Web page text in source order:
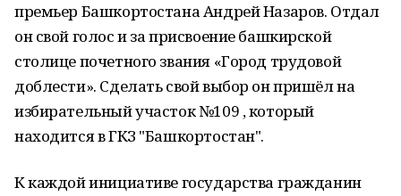
премьер Башкортостана Андрей Назаров. Отдал
он свой голос и за присвоение башкирской
столице почетного звания «Город трудовой
доблести». Сделать свой выбор он пришёл на
избирательный участок №109 , который
находится в ГКЗ "Башкортостан".
К каждой инициативе государства гражданин